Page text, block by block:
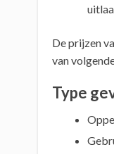
De prijzen
van
Type